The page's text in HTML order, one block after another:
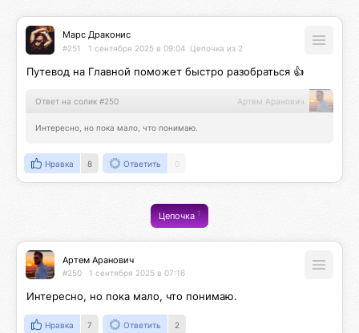
Марс Драконис
#251 1 сентября 2025 в 09:04 Цепочка из 2
Путевод на Главной поможет быстро разобраться 👍
Ответ на солик #250 Артем Аранович
Интересно, но пока мало, что понимаю.
Нравка 8 Ответить 0
Цепочка1
Артем Аранович
#250 1 сентября 2025 в 07:16
Интересно, но пока мало, что понимаю.
Нравка 7 Ответить 2